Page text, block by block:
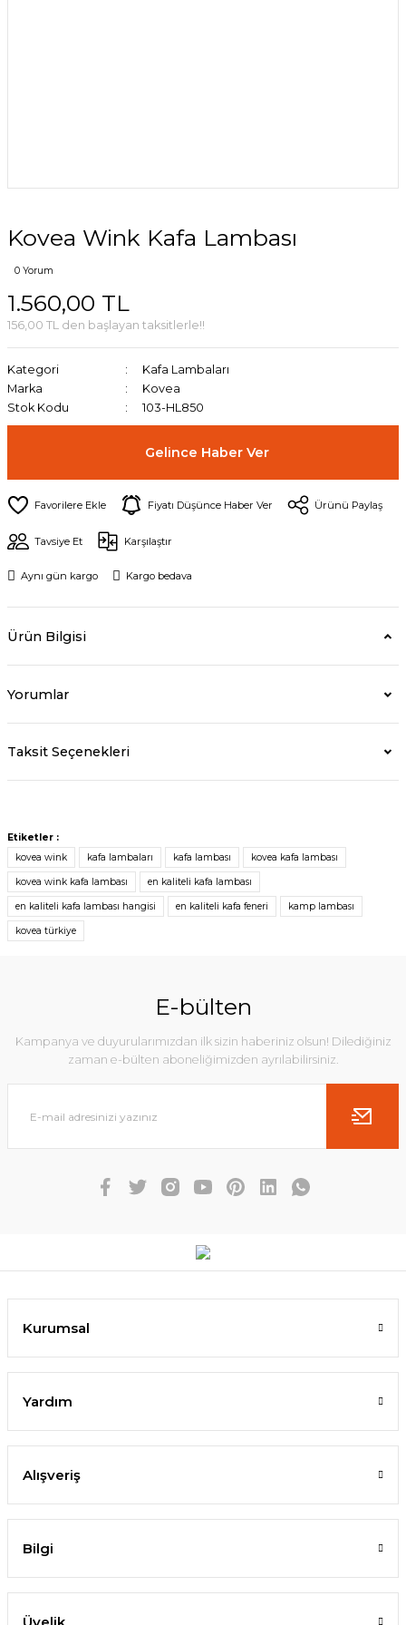
Kovea Wink Kafa Lambası
0 Yorum
1.560,00 TL
156,00 TL den başlayan taksitlerle!!
Kategori
Kafa Lambaları
Marka
Kovea
Stok Kodu
103-HL850
Gelince Haber Ver
Fiyatı Düşünce Haber Ver Ürünü Paylaş
Tavsiye Et Karşılaştır
Aynı gün kargo Kargo bedava
Ürün Bilgisi
Yorumlar
Taksit Seçenekleri
Etiketler :
kovea wink
kafa lambaları kafa lambası kovea kafa lambası
kovea wink kafa lambası en kaliteli kafa lambası
en kaliteli kafa lambası hangisi en kaliteli kafa feneri kamp lambası
kovea türkiye
E-bülten
Kampanya ve duyurularımızdan ilk sizin haberiniz olsun! Dilediğiniz
zaman e-bülten aboneliğimizden ayrılabilirsiniz.
Kurumsal
Yardım
Alışveriş
Bilgi